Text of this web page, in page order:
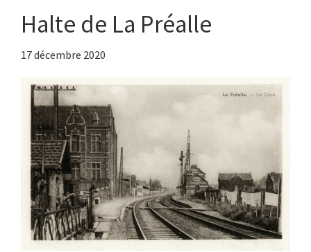
Halte de La Préalle
17 décembre 2020